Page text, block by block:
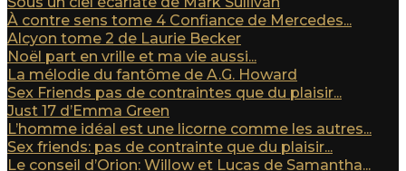
À contre sens tome 4 Confiance de Mercedes...
Alcyon tome 2 de Laurie Becker
Noël part en vrille et ma vie aussi...
La mélodie du fantôme de A.G. Howard
Sex Friends pas de contraintes que du plaisir...
Just 17 d’Emma Green
L’homme idéal est une licorne comme les autres...
Sex friends: pas de contrainte que du plaisir...
Le conseil d’Orion: Willow et Lucas de Samantha...